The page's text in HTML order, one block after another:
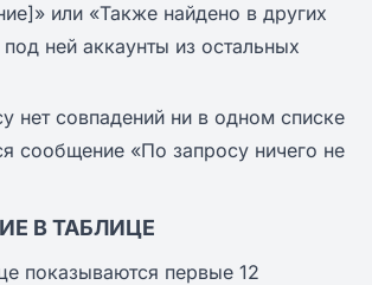
или «Также найдено в других
ней аккаунты из остальных
нет совпадений ни в одном списке
сообщение «По запросу ничего не
В ТАБЛИЦЕ
показываются первые 12